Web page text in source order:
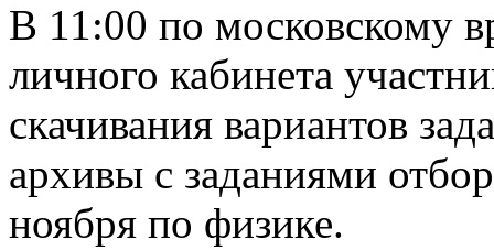
В 11:00 по московскому
личного кабинета
скачивания вариантов
архивы с заданиями
ноября по физике.